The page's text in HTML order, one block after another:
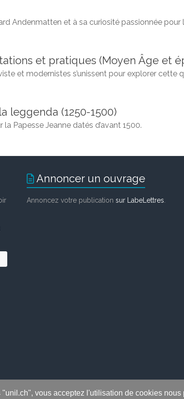
vous acceptez l'utilisation de cookies nous
Andenmatten et à sa curiosité passionnée pour
et pratiques (Moyen Âge et
et modernistes s’unissent pour explorer cette
leggenda (1250-1500)
Papesse Jeanne datés d’avant 1500.
Annoncer un ouvrage
Annoncez votre publication sur LabeLettres